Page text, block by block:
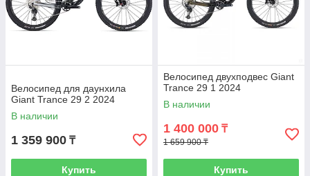
Велосипед для даунхила
Giant Trance 29 2 2024
В наличии
1 359 900 ₸
Купить
Велосипед двухподвес Giant
Trance 29 1 2024
В наличии
1 400 000 ₸
1 659 900 ₸
Купить